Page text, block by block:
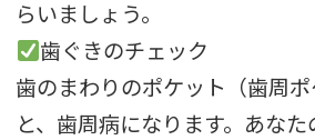
らいましょう。
歯ぐきのチェック
歯のまわりのポケット（歯周
と、 歯周病になります。あな